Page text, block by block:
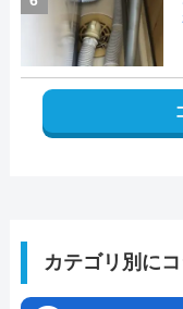
カテゴリ別に